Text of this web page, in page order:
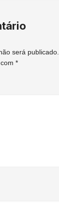
será publicado.
com*